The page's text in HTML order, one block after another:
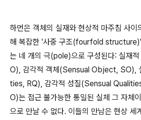
하먼은 객체의 실재와 현상적 마주침 사이
해 복잡한 '사중 구조(fourfold structure)'
는 네 개의 극(pole)으로 구성된다: 실재
O), 감각적 객체(Sensual Object, SO),
ties, RQ), 감각적 성질(Sensual
O)는 접근 불가능한 통일된 실체 그 자체
으로 만날 수 없다. 이들의 만남은 현상 세